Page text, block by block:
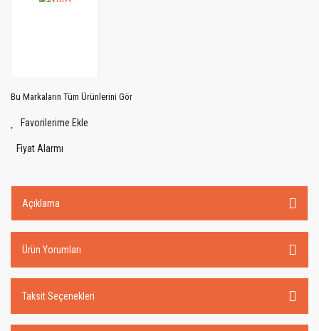
Bu Markaların Tüm Ürünlerini Gör
Fiyat Alarmı
Açıklama
Ürün Yorumları
Taksit Seçenekleri